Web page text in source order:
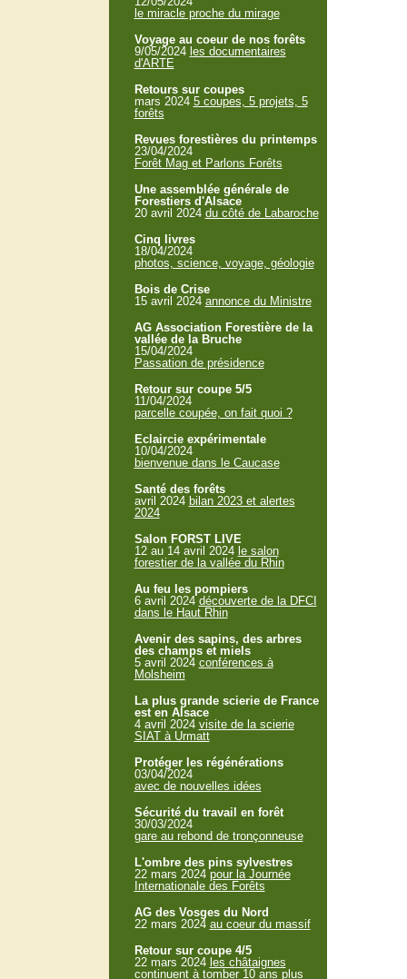
le miracle proche du mirage
Voyage au coeur de nos forêts
9/05/2024 les documentaires
d'ARTE
Retours sur coupes
mars 2024 5 coupes, 5 projets, 5
forêts
Revues forestières du printemps
23/04/2024
Forêt Mag et Parlons Forêts
Une assemblée générale de
Forestiers d'Alsace
20 avril 2024 du côté de Labaroche
Cinq livres
18/04/2024
photos, science, voyage, géologie
Bois de Crise
15 avril 2024 annonce du Ministre
AG Association Forestière de la
vallée de la Bruche
15/04/2024
Passation de présidence
Retour sur coupe 5/5
11/04/2024
parcelle coupée, on fait quoi ?
Eclaircie expérimentale
10/04/2024
bienvenue dans le Caucase
Santé des forêts
avril 2024 bilan 2023 et alertes
2024
Salon FORST LIVE
12 au 14 avril 2024 le salon
forestier de la vallée du Rhin
Au feu les pompiers
6 avril 2024 découverte de la DFCI
dans le Haut Rhin
Avenir des sapins, des arbres
des champs et miels
5 avril 2024 conférences à
Molsheim
La plus grande scierie de France
est en Alsace
4 avril 2024 visite de la scierie
SIAT à Urmatt
Protéger les régénérations
03/04/2024
avec de nouvelles idées
Sécurité du travail en forêt
30/03/2024
gare au rebond de tronçonneuse
L'ombre des pins sylvestres
22 mars 2024 pour la Journée
Internationale des Forêts
AG des Vosges du Nord
22 mars 2024 au coeur du massif
Retour sur coupe 4/5
22 mars 2024 les châtaignes
continuent à tomber 10 ans plus